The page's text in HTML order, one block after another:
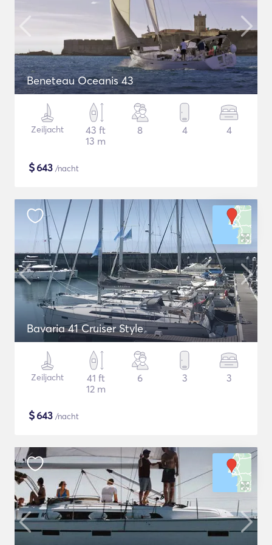
Beneteau Oceanis 43
Zeiljacht
43 ft
13 m
8 4 4
$643 /nacht
Bavaria 41 Cruiser Style
Zeiljacht
41 ft
12 m
6 3 3
$643 /nacht